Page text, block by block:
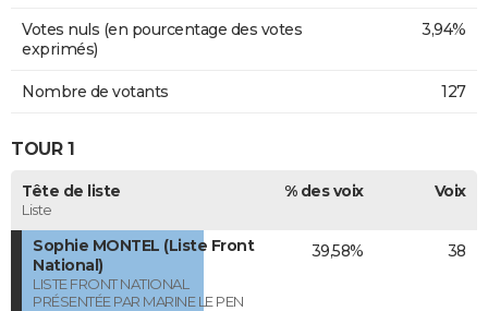
Votes nuls (en pourcentage des votes
exprimés)
3,94%
Nombre de votants 127
TOUR 1
Tête de liste
Liste
% des voix Voix
Sophie MONTEL (Liste Front
National)
LISTE FRONT NATIONAL
PRÉSENTÉE PAR MARINE LE PEN
39,58% 38